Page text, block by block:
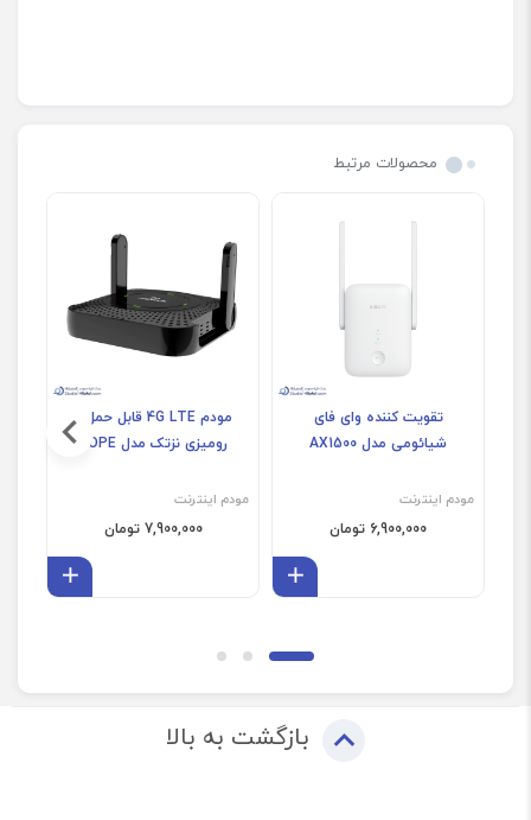
محصولات مرتبط
تقویت کننده وای فای
شیائومی مدل AX1500
مودم اینترنت
6,900,000 تومان
مودم 4G LTE قابل حمل و
رومیزی نزتک مدل HOPE
مودم اینترنت
7,900,000 تومان
بازگشت به بالا